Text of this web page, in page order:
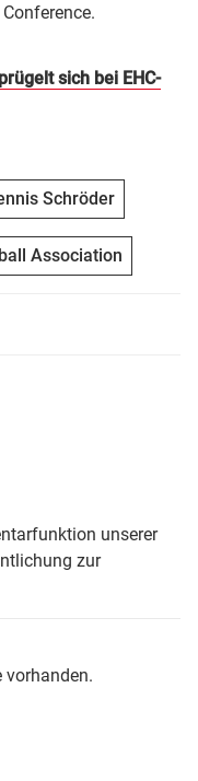
sich bei EHC-
Schröder
Association
unserer
zur
vorhanden.